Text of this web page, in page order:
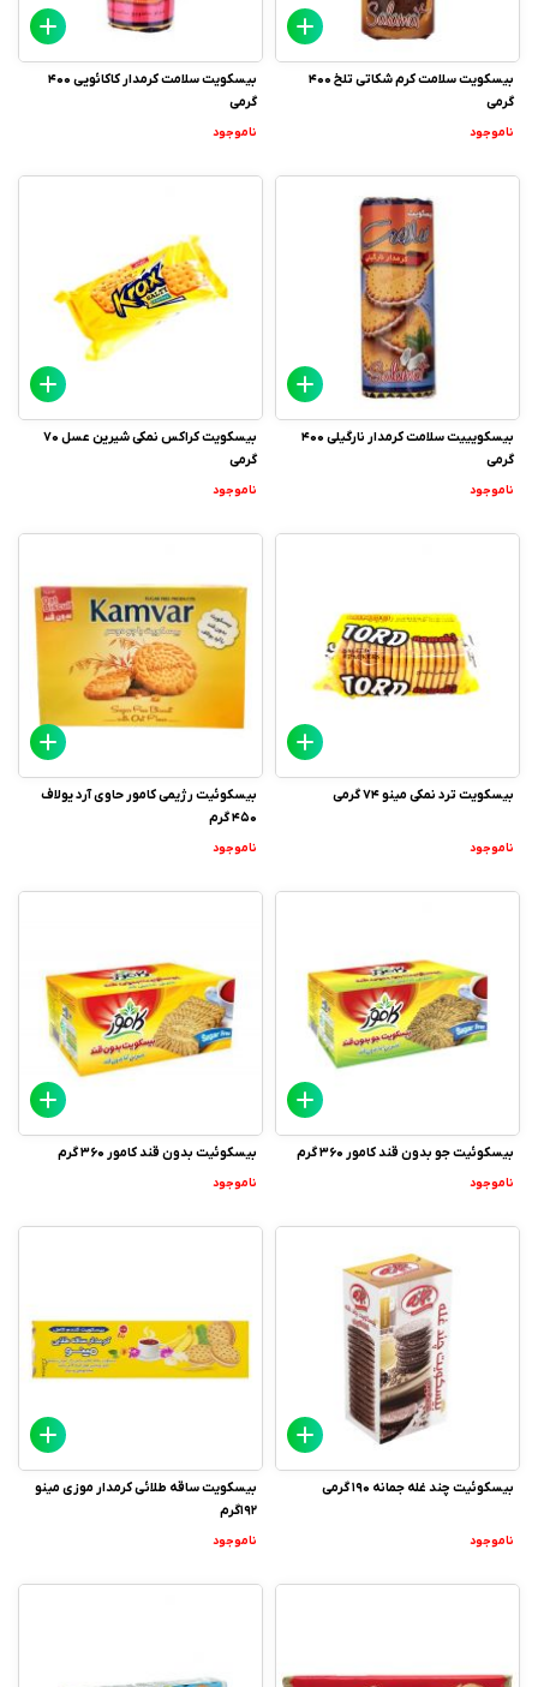
بیسکویت سلامت کرم شکاتی تلخ 400
گرمی
ناموجود
بیسکویت سلامت کرمدار کاکائویی 400
گرمی
ناموجود
بیسکویییت سلامت کرمدار نارگیلی 400
گرمی
ناموجود
بیسکویت کراکس نمکی شیرین عسل 70
گرمی
ناموجود
بیسکویت ترد نمکی مینو 74 گرمی
ناموجود
بیسکوئیت رژیمی کامور حاوی آرد یولاف
450 گرم
ناموجود
بیسکوئیت جو بدون قند کامور 360 گرم
ناموجود
بیسکوئیت بدون قند کامور 360 گرم
ناموجود
بیسکوئیت چند غله جمانه 190 گرمی
ناموجود
بیسکویت ساقه طلائی کرمدار موزی مینو
192گرم
ناموجود